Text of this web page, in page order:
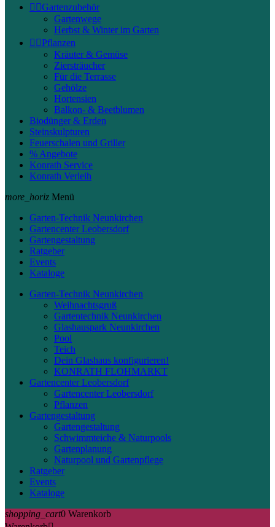
 Gartenzubehör
Gartenwege
Herbst & Winter im Garten
 Pflanzen
Kräuter & Gemüse
Ziersträucher
Für die Terrasse
Gehölze
Hortensien
Balkon- & Beetblumen
Biodünger & Erden
Steinskulpturen
Feuerschalen und Griller
% Angebote
Konrath Service
Konrath Verleih
more_horiz Menü
Garten-Technik Neunkirchen
Gartencenter Leobersdorf
Gartengestaltung
Ratgeber
Events
Kataloge
Garten-Technik Neunkirchen
Weihnachtsgruß
Gartentechnik Neunkirchen
Glashauspark Neunkirchen
Pool
Teich
Dein Glashaus konfigurieren!
KONRATH FLOHMARKT
Gartencenter Leobersdorf
Gartencenter Leobersdorf
Pflanzen
Gartengestaltung
Gartengestaltung
Schwimmteiche & Naturpools
Gartenplanung
Naturpool und Gartenpflege
Ratgeber
Events
Kataloge
shopping_cart0 Warenkorb